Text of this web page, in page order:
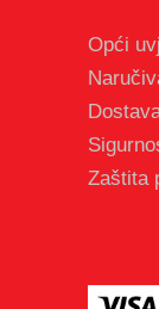
Opći
Zaštita